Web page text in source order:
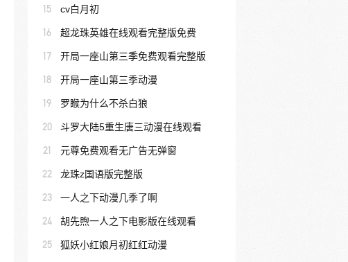
15 cv白月初
16 超龙珠英雄在线观看完整版免费
17 开局一座山第三季免费观看完整版
18 开局一座山第三季动漫
19 罗睺为什么不杀白狼
20 斗罗大陆5重生唐三动漫在线观看
21 元尊免费观看无广告无弹窗
22 龙珠z国语版完整版
23 一人之下动漫几季了啊
24 胡先煦一人之下电影版在线观看
25 狐妖小红娘月初红红动漫